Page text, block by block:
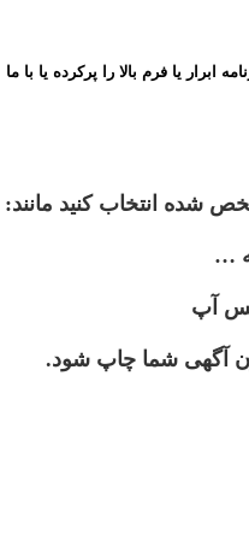
ابرار یا فرم بالا را پرکرده یا
…
آگهی شما چاپ شود.